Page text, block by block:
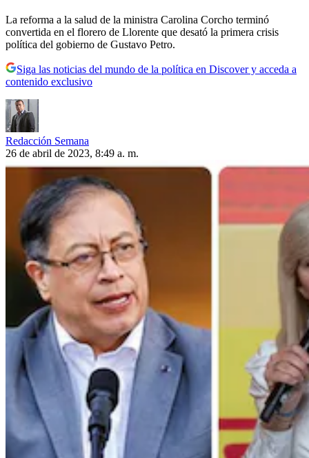
La reforma a la salud de la ministra Carolina Corcho terminó
convertida en el florero de Llorente que desató la primera crisis
política del gobierno de Gustavo Petro.
Siga las noticias del mundo de la política en Discover y acceda a
contenido exclusivo
Redacción Semana
26 de abril de 2023, 8:49 a. m.